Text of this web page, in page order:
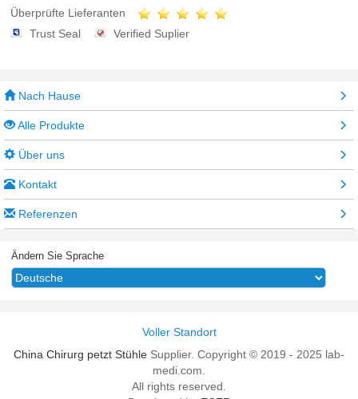
Überprüfte Lieferanten
Trust Seal
Verified Suplier
Nach Hause
Alle Produkte
Über uns
Kontakt
Referenzen
Ändern Sie Sprache
Voller Standort
China Chirurg petzt Stühle Supplier. Copyright © 2019 - 2025 lab-
medi.com.
All rights reserved.